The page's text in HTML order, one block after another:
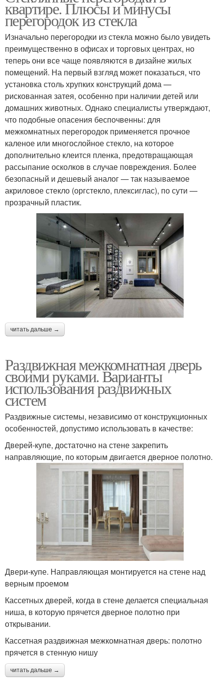
квартире. Плюсы и минусы
перегородок из стекла
Изначально перегородки из стекла можно было увидеть
преимущественно в офисах и торговых центрах, но
теперь они все чаще появляются в дизайне жилых
помещений. На первый взгляд может показаться, что
установка столь хрупких конструкций дома —
рискованная затея, особенно при наличии детей или
домашних животных. Однако специалисты утверждают,
что подобные опасения беспочвенны: для
межкомнатных перегородок применяется прочное
каленое или многослойное стекло, на которое
дополнительно клеится пленка, предотвращающая
рассыпание осколков в случае повреждения. Более
безопасный и дешевый аналог — так называемое
акриловое стекло (оргстекло, плексиглас), по сути —
прозрачный пластик.
читать дальше →
Раздвижная межкомнатная дверь
своими руками. Варианты
использования раздвижных
систем
Раздвижные системы, независимо от конструкционных
особенностей, допустимо использовать в качестве:
Дверей-купе, достаточно на стене закрепить
направляющие, по которым двигается дверное полотно.
Двери-купе. Направляющая монтируется на стене над
верным проемом
Кассетных дверей, когда в стене делается специальная
ниша, в которую прячется дверное полотно при
открывании.
Кассетная раздвижная межкомнатная дверь: полотно
прячется в стенную нишу
читать дальше →